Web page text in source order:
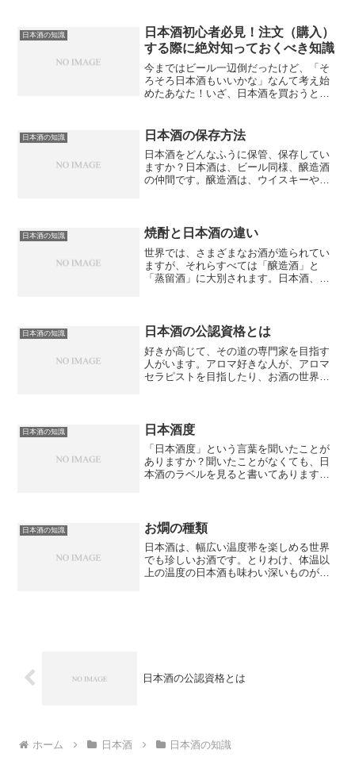
日本酒の知識
日本酒初心者必見！注文（購入）
する際に絶対知っておくべき知識
今まではビール一辺倒だったけど、「そ
ろそろ日本酒もいいかな」なんて考え始
めたあなた！いざ、日本酒を買おうとお
らない、そんなあなたに、日本酒のABC
を解説します。日本酒は...
日本酒の知識 日本酒の保存方法
日本酒をどんなふうに保管、保存してい
ますか？日本酒は、ビール同様、醸造酒
の仲間です。醸造酒は、ウイスキーや焼
化します。日本酒の賞味期...
日本酒の知識 焼酎と日本酒の違い
世界では、さまざまなお酒が造られてい
ますが、それらすべては「醸造酒」と
「蒸留酒」に大別されます。日本酒、ビ
ブドウなどの果物に、麹菌や...
日本酒の知識 日本酒の公認資格とは
好きが高じて、その道の専門家を目指す
人がいます。アロマ好きな人が、アロマ
セラピストを目指したり、お酒の世界で
知りたい、学びたい、プロ...
日本酒の知識 日本酒度
「日本酒度」という言葉を聞いたことが
ありますか？聞いたことがなくても、日
本酒のラベルを見ると書いてあります。
度とは、一口で言うと日本...
日本酒の知識 お燗の種類
日本酒は、幅広い温度帯を楽しめる世界
でも珍しいお酒です。とりわけ、体温以
上の温度の日本酒も味わい深いものがあ
日本酒の公認資格とは
ホーム 日本酒 日本酒の知識